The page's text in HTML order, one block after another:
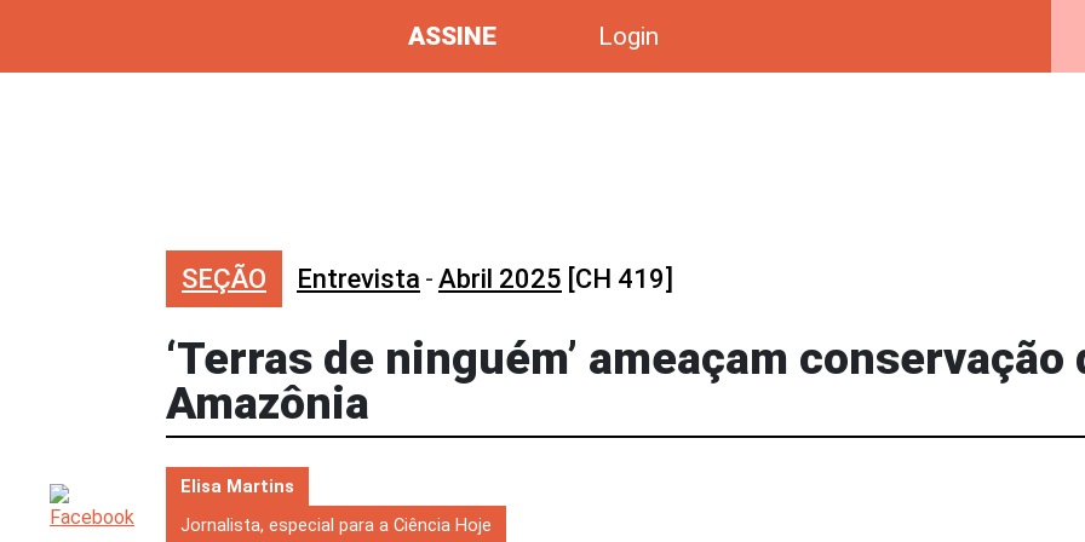
ASSINE Login
SEÇÃO Entrevista - Abril 2025 [CH 419]
‘Terras de ninguém’ ameaçam conservação
Amazônia
Elisa Martins
Jornalista, especial para a Ciência Hoje